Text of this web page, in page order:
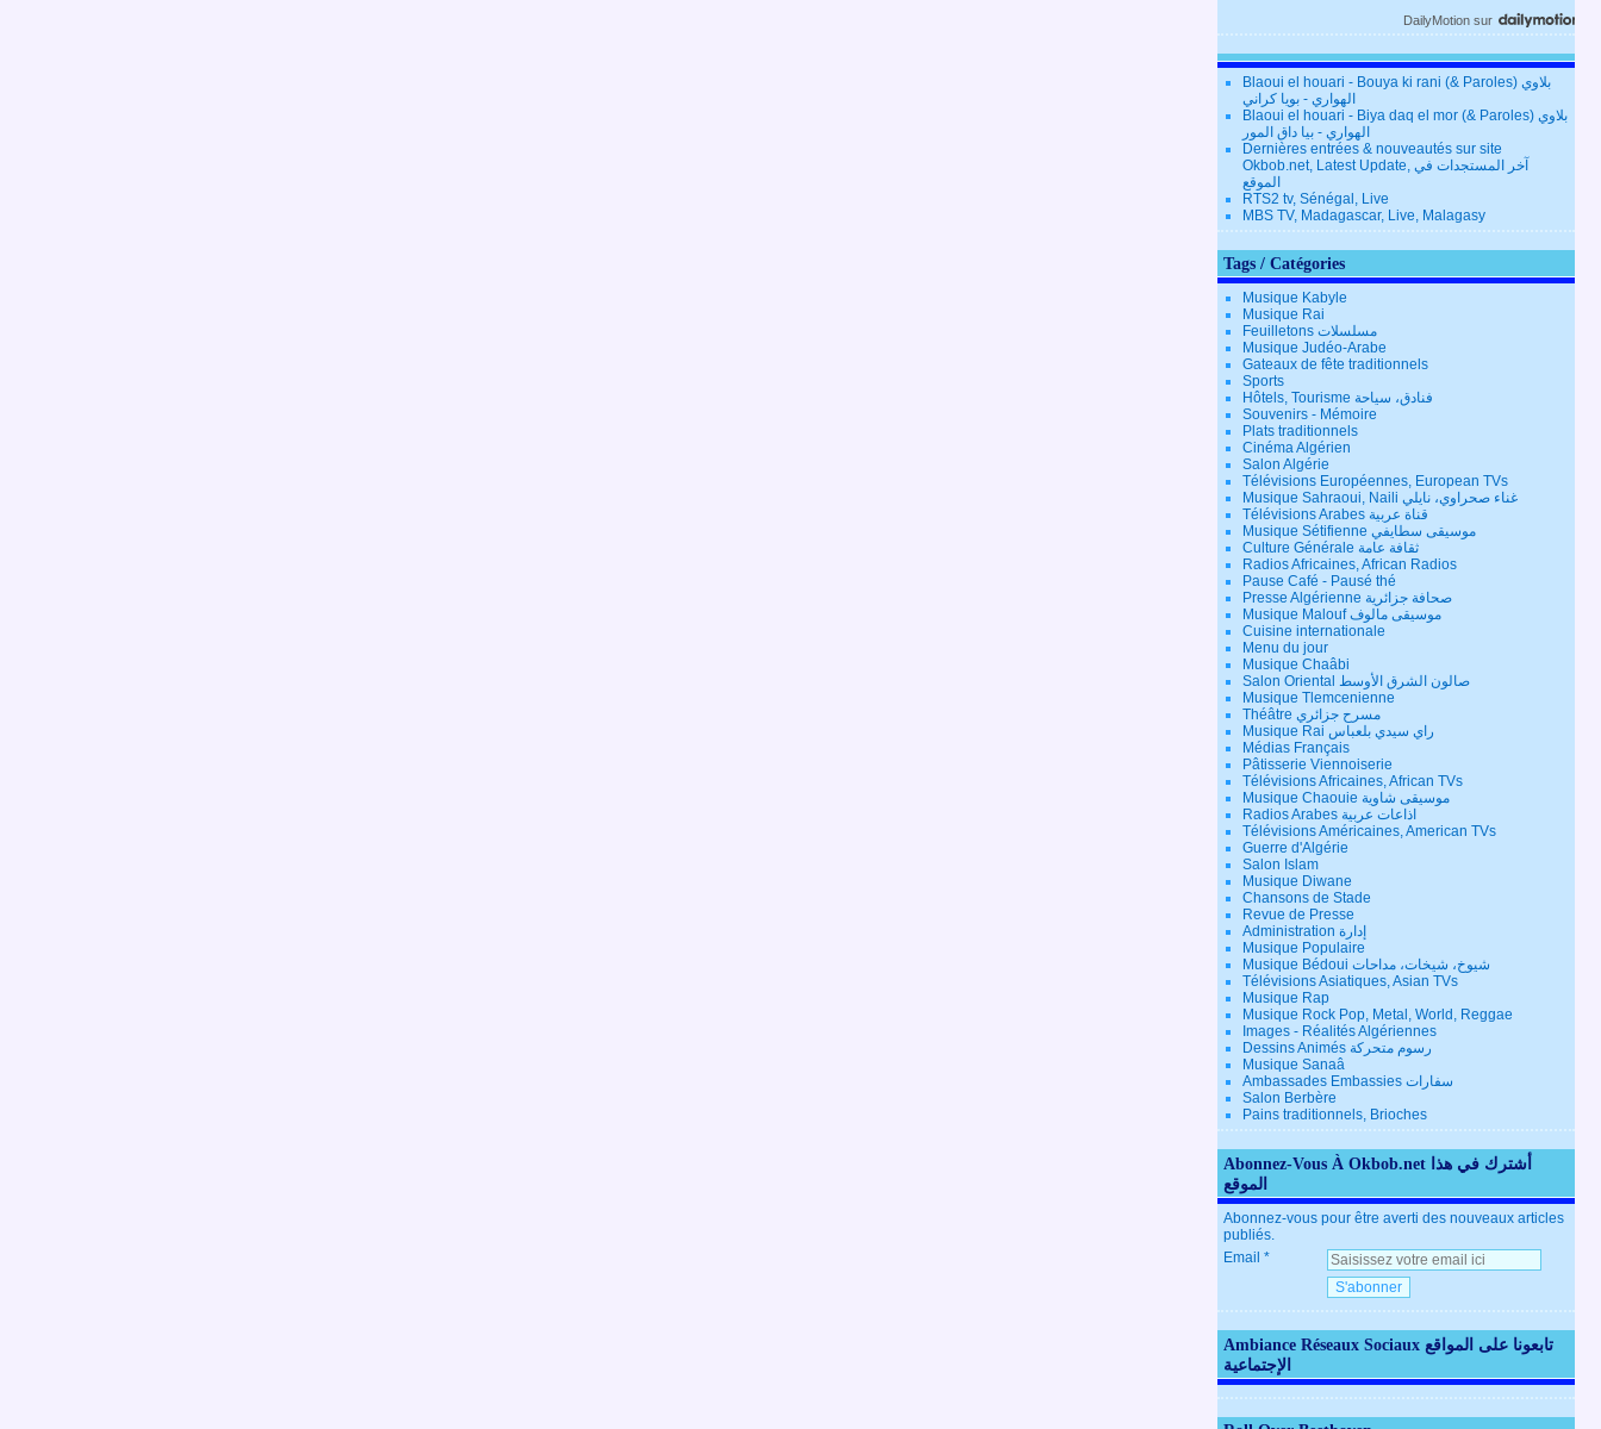
DailyMotion sur
Blaoui el houari - Bouya ki rani (& Paroles) بلاوي
الهواري - بويا كراني
Blaoui el houari - Biya daq el mor (& Paroles) بلاوي
الهواري - بيا داق المور
Dernières entrées & nouveautés sur site
Okbob.net, Latest Update, آخر المستجدات في
الموقع
RTS2 tv, Sénégal, Live
MBS TV, Madagascar, Live, Malagasy
Tags / Catégories
Musique Kabyle
Musique Rai
Feuilletons مسلسلات
Musique Judéo-Arabe
Gateaux de fête traditionnels
Sports
Hôtels, Tourisme فنادق، سياحة
Souvenirs - Mémoire
Plats traditionnels
Cinéma Algérien
Salon Algérie
Télévisions Européennes, European TVs
Musique Sahraoui, Naili غناء صحراوي، نايلي
Télévisions Arabes قناة عربية
Musique Sétifienne موسيقى سطايفي
Culture Générale ثقافة عامة
Radios Africaines, African Radios
Pause Café - Pausé thé
Presse Algérienne صحافة جزائرية
Musique Malouf موسيقى مالوف
Cuisine internationale
Menu du jour
Musique Chaâbi
Salon Oriental صالون الشرق الأوسط
Musique Tlemcenienne
Théâtre مسرح جزائري
Musique Rai راي سيدي بلعباس
Médias Français
Pâtisserie Viennoiserie
Télévisions Africaines, African TVs
Musique Chaouie موسيقى شاوية
Radios Arabes اذاعات عربية
Télévisions Américaines, American TVs
Guerre d'Algérie
Salon Islam
Musique Diwane
Chansons de Stade
Revue de Presse
Administration إدارة
Musique Populaire
Musique Bédoui شيوخ، شيخات، مداحات
Télévisions Asiatiques, Asian TVs
Musique Rap
Musique Rock Pop, Metal, World, Reggae
Images - Réalités Algériennes
Dessins Animés رسوم متحركة
Musique Sanaâ
Ambassades Embassies سفارات
Salon Berbère
Pains traditionnels, Brioches
Abonnez-Vous À Okbob.net أشترك في هذا
الموقع
Abonnez-vous pour être averti des nouveaux articles
publiés.
Email
Ambiance Réseaux Sociaux تابعونا على المواقع
الإجتماعية